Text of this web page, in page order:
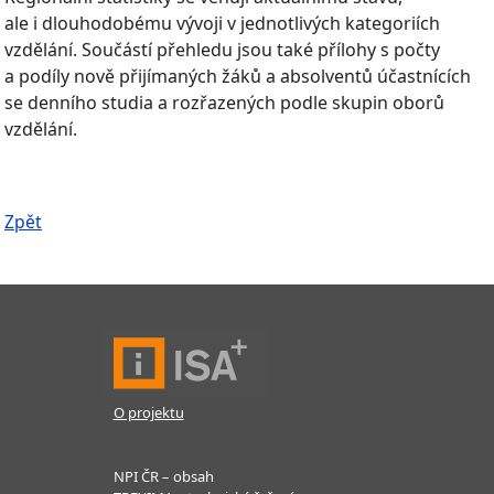
ale i dlouhodobému vývoji v jednotlivých kategoriích
vzdělání. Součástí přehledu jsou také přílohy s počty
a podíly nově přijímaných žáků a absolventů účastnících
se denního studia a rozřazených podle skupin oborů
vzdělání.
Zpět
O projektu
NPI ČR – obsah